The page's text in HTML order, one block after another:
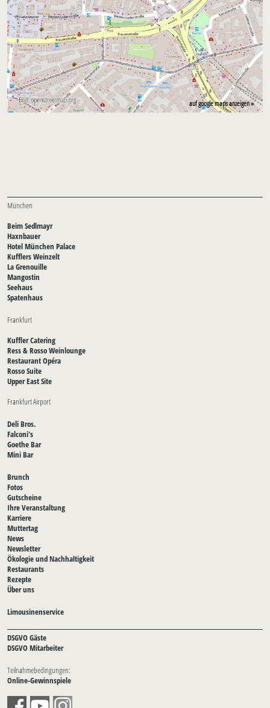
auf google maps anzeigen »
München
Beim Sedlmayr
Haxnbauer
Hotel München Palace
Kufflers Weinzelt
La Grenouille
Mangostin
Seehaus
Spatenhaus
Frankfurt
Kuffler Catering
Ress & Rosso Weinlounge
Restaurant Opéra
Rosso Suite
Upper East Site
Frankfurt Airport
Deli Bros.
Falconi's
Goethe Bar
Mini Bar
Brunch
Fotos
Gutscheine
Ihre Veranstaltung
Karriere
Muttertag
News
Newsletter
Ökologie und Nachhaltigkeit
Restaurants
Rezepte
Über uns
Limousinenservice
DSGVO Gäste
DSGVO Mitarbeiter
Teilnahmebedingungen:
Online-Gewinnspiele